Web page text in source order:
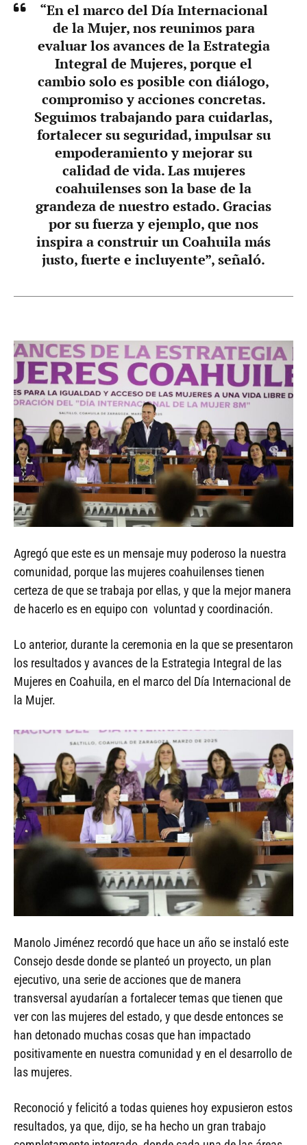
“En el marco del Día Internacional
de la Mujer, nos reunimos para
evaluar los avances de la Estrategia
Integral de Mujeres, porque el
cambio solo es posible con diálogo,
compromiso y acciones concretas.
Seguimos trabajando para cuidarlas,
fortalecer su seguridad, impulsar su
empoderamiento y mejorar su
calidad de vida. Las mujeres
coahuilenses son la base de la
grandeza de nuestro estado. Gracias
por su fuerza y ejemplo, que nos
inspira a construir un Coahuila más
justo, fuerte e incluyente”, señaló.
Agregó que este es un mensaje muy poderoso la nuestra
comunidad, porque las mujeres coahuilenses tienen
certeza de que se trabaja por ellas, y que la mejor manera
de hacerlo es en equipo con voluntad y coordinación.
Lo anterior, durante la ceremonia en la que se presentaron
los resultados y avances de la Estrategia Integral de las
Mujeres en Coahuila, en el marco del Día Internacional de
la Mujer.
Manolo Jiménez recordó que hace un año se instaló este
Consejo desde donde se planteó un proyecto, un plan
ejecutivo, una serie de acciones que de manera
transversal ayudarían a fortalecer temas que tienen que
ver con las mujeres del estado, y que desde entonces se
han detonado muchas cosas que han impactado
positivamente en nuestra comunidad y en el desarrollo de
las mujeres.
Reconoció y felicitó a todas quienes hoy expusieron estos
resultados, ya que, dijo, se ha hecho un gran trabajo